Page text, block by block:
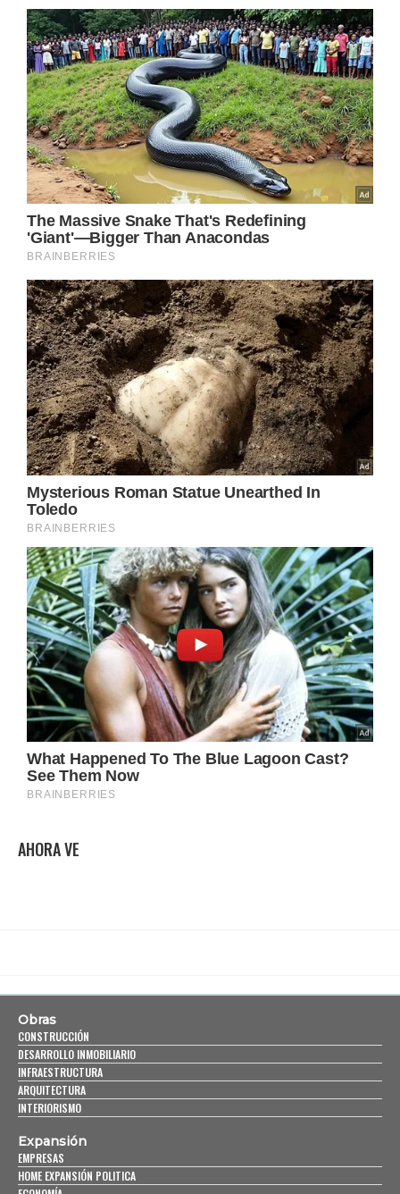
AHORA VE
Obras
CONSTRUCCIÓN
DESARROLLO INMOBILIARIO
INFRAESTRUCTURA
ARQUITECTURA
INTERIORISMO
Expansión
EMPRESAS
HOME EXPANSIÓN POLITICA